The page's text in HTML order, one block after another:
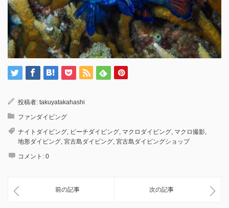
投稿者: takuyatakahashi
ファンダイビング
ナイトダイビング ビーチダイビング マクロダイビング マクロ撮影
地形ダイビング 宮古島ダイビング 宮古島ダイビングショップ
コメント: 0
前の記事 次の記事